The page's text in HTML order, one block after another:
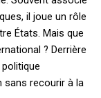
il joue un rôle
États. Mais que
? Derrière
sans recourir à la